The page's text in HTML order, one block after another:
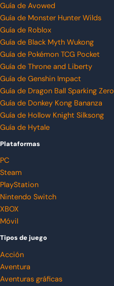
Guía de Avowed
Guía de Monster Hunter Wilds
Guía de Roblox
Guía de Black Myth Wukong
Guía de Pokémon TCG Pocket
Guía de Throne and Liberty
Guía de Genshin Impact
Guía de Dragon Ball Sparking Zero
Guía de Donkey Kong Bananza
Guía de Hollow Knight Silksong
Guía de Hytale
Plataformas
PC
Steam
PlayStation
Nintendo Switch
XBOX
Móvil
Tipos de juego
Acción
Aventura
Aventuras gráficas